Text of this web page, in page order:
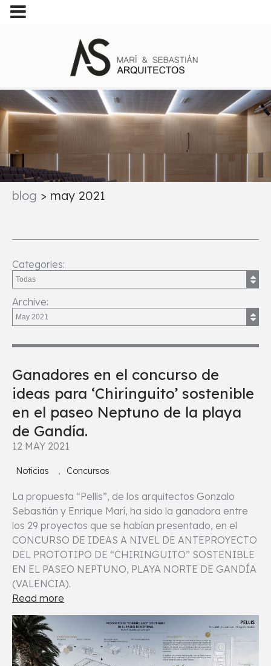
blog > may 2021
Categories:
Archive:
Ganadores en el concurso de
ideas para ‘Chiringuito’ sostenible
en el paseo Neptuno de la playa
de Gandía.
12 MAY 2021
Noticias , Concursos
La propuesta “Pellis”, de los arquitectos Gonzalo
Sebastián y Enrique Marí, ha sido la ganadora entre
los 29 proyectos que se habían presentado, en el
CONCURSO DE IDEAS A NIVEL DE ANTEPROYECTO
DEL PROTOTIPO DE “CHIRINGUITO” SOSTENIBLE
EN EL PASEO NEPTUNO, PLAYA NORTE DE GANDÍA
(VALENCIA).
Read more